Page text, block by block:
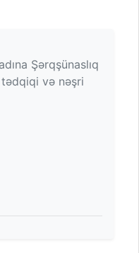
Şərqşünaslıq
tədqiqi və nəşri